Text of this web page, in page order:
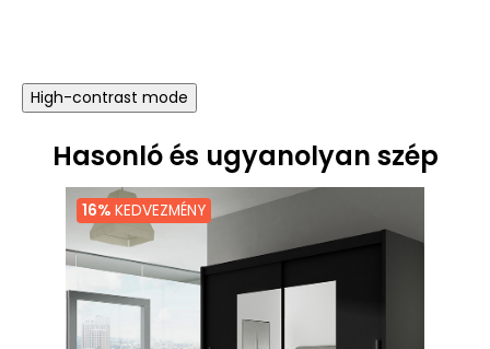
High-contrast mode
Hasonló és ugyanolyan szép
16% KEDVEZMÉNY